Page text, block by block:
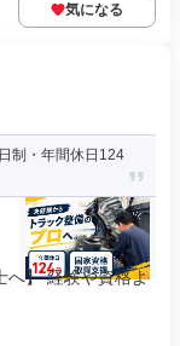
気になる
制・年間休日124
へ】 経験や資格よ